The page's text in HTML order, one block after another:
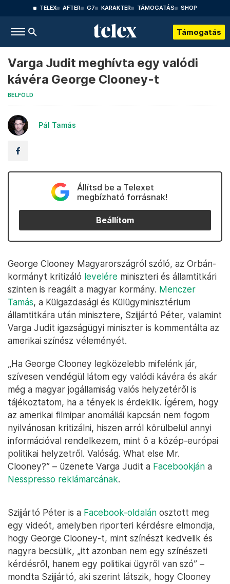
TELEX AFTER G7 KARAKTER TÁMOGATÁS SHOP
Támogatás
Varga Judit meghívta egy valódi
kávéra George Clooney-t
BELFÖLD
Pál Tamás
Állítsd be a Telexet
megbízható forrásnak!
Beállítom
George Clooney Magyarországról szóló, az Orbán-
kormányt kritizáló levelére miniszteri és államtitkári
szinten is reagált a magyar kormány. Menczer
Tamás, a Külgazdasági és Külügyminisztérium
államtitkára után minisztere, Szijjártó Péter, valamint
Varga Judit igazságügyi miniszter is kommentálta az
amerikai színész véleményét.
„Ha George Clooney legközelebb mifelénk jár,
szívesen vendégül látom egy valódi kávéra és akár
még a magyar jogállamiság valós helyzetéről is
tájékoztatom, ha a tények is érdeklik. Ígérem, hogy
az amerikai filmipar anomáliái kapcsán nem fogom
nyilvánosan kritizálni, hiszen arról körülbelül annyi
információval rendelkezem, mint ő a közép-európai
politikai helyzetről. Valóság. What else Mr.
Clooney?” – üzenete Varga Judit a Facebookján a
Nesspresso reklámarcának.
Szijjártó Péter is a Facebook-oldalán osztott meg
egy videót, amelyben riporteri kérdésre elmondja,
hogy George Clooney-t, mint színészt kedvelik és
nagyra becsülik, „itt azonban nem egy színészeti
kérdésről, hanem egy politikai ügyről van szó” –
mondta Szijjártó, aki szerint látszik, hogy Clooney